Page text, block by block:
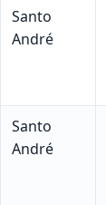
Santo
André
Santo
André